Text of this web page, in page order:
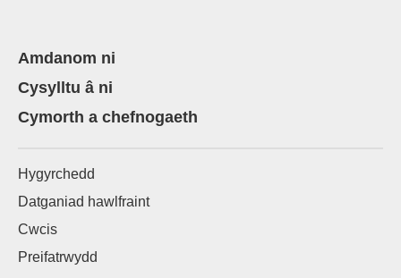
Amdanom ni
Cysylltu â ni
Cymorth a chefnogaeth
Hygyrchedd
Datganiad hawlfraint
Cwcis
Preifatrwydd